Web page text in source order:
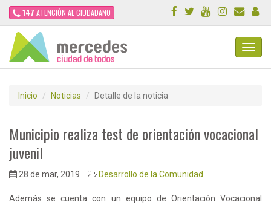
147 ATENCIÓN AL CIUDADANO
Inicio Noticias Detalle de la noticia
Municipio realiza test de orientación vocacional
juvenil
28 de mar, 2019 Desarrollo de la Comunidad
Además se cuenta con un equipo de Orientación Vocacional